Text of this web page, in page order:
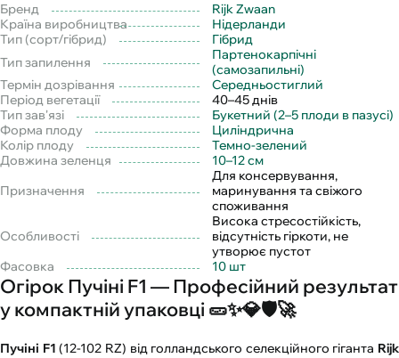
Бренд
Rijk Zwaan
Країна виробництва
Нідерланди
Тип (сорт/гібрид)
Гібрид
Тип запилення
Партенокарпічні
(самозапильні)
Термін дозрівання
Середньостиглий
Період вегетації
40–45 днів
Тип зав'язі
Букетний (2–5 плоди в пазусі)
Форма плоду
Циліндрична
Колір плоду
Темно-зелений
Довжина зеленця
10–12 см
Призначення
Для консервування,
маринування та свіжого
споживання
Особливості
Висока стресостійкість,
відсутність гіркоти, не
утворює пустот
Фасовка
10 шт
Огірок Пучіні F1 — Професійний результат
у компактній упаковці 🥒✨💎🛡️🚀
Пучіні F1 (12-102 RZ) від голландського селекційного гіганта Rijk